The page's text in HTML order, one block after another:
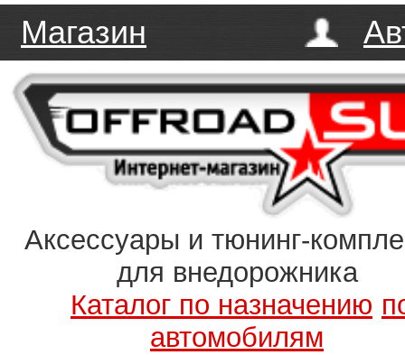
Магазин
Аксессуары и тюнинг-
для внедорожника
Каталог по назначению
автомобилям